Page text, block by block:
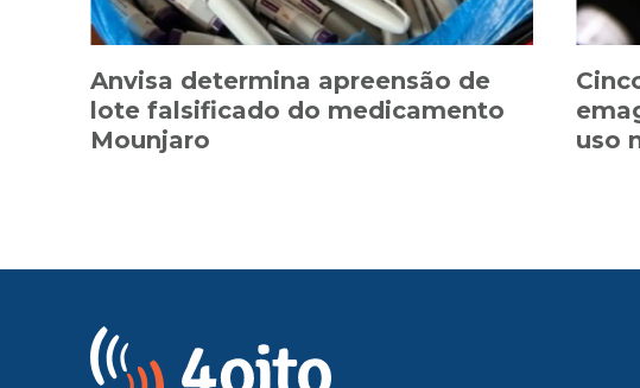
Anvisa determina apreensão de
lote falsificado do medicamento
Mounjaro
uso